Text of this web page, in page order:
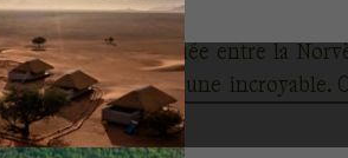
magnifique île située entre la
boréales et une faune incroyable.
Explorez les zones les
du Svalbard. Cette région est